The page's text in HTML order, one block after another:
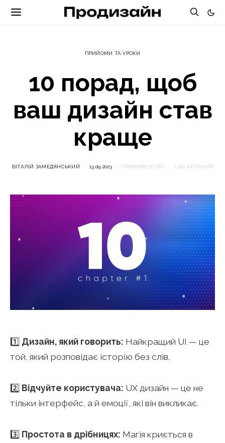
ПРИЙОМИ ТА УРОКИ
10 порад, щоб
ваш дизайн став
краще
ВІТАЛІЙ ЗАМЕДЯНСЬКИЙ 13.09.2023 ПРОКОМЕНТУЙ! 1 ХВ ЧИТАННЯ
1️⃣ Дизайн, який говорить: Найкращий UI — це
той, який розповідає історію без слів.
2️⃣ Відчуйте користувача: UX дизайн — це не
тільки інтерфейс, а й емоції, які він викликає.
3️⃣ Простота в дрібницях: Магія криється в